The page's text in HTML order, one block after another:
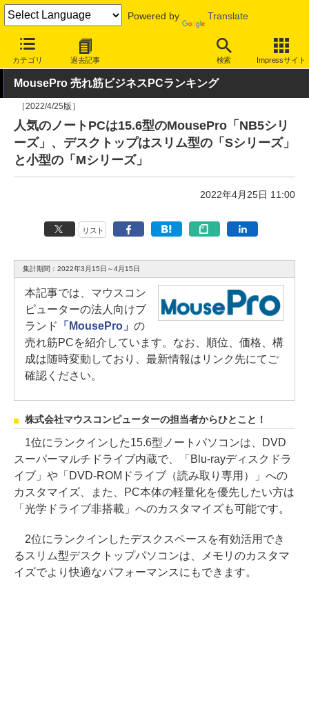
Powered by Translate
カテゴリ 過去記事 検索 Impressサイト
INTERNET Watch ハードウェア PC
MousePro 売れ筋ビジネスPCランキング
［2022/4/25版］
人気のノートPCは15.6型のMousePro「NB5シリ
ーズ」、デスクトップはスリム型の「Sシリーズ」
と小型の「Mシリーズ」
2022年4月25日 11:00
リスト
集計期間：2022年3月15日～4月15日
本記事では、マウスコン
ピューターの法人向けブ
ランド
「MousePro」 の
売れ筋PCを紹介しています。なお、順位、価格、構
成は随時変動しており、最新情報はリンク先にてご
確認ください。
株式会社マウスコンピューターの担当者からひとこと！
1位にランクインした15.6型ノートパソコンは、DVD
スーパーマルチドライブ内蔵で、「Blu-rayディスクドラ
イブ」や「DVD-ROMドライブ（読み取り専用）」への
カスタマイズ、また、PC本体の軽量化を優先したい方は
「光学ドライブ非搭載」へのカスタマイズも可能です。
2位にランクインしたデスクスペースを有効活用でき
るスリム型デスクトップパソコンは、メモリのカスタマ
イズでより快適なパフォーマンスにもできます。